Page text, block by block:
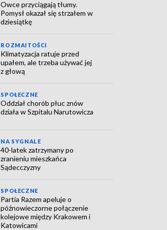
Owce przyciągają tłumy.
Pomysł okazał się strzałem w
dziesiątkę
ROZMAITOŚCI
Klimatyzacja ratuje przed
upałem, ale trzeba używać jej
z głową
SPOŁECZNE
Oddział chorób płuc znów
działa w Szpitalu Narutowicza
NA SYGNALE
40-latek zatrzymany po
zranieniu mieszkańca
Sądecczyzny
SPOŁECZNE
Partia Razem apeluje o
późnowieczorne połączenie
kolejowe między Krakowem i
Katowicami